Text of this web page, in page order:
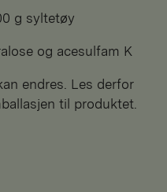
g syltetøy
og acesulfam K
endres. Les derfor
til produktet.